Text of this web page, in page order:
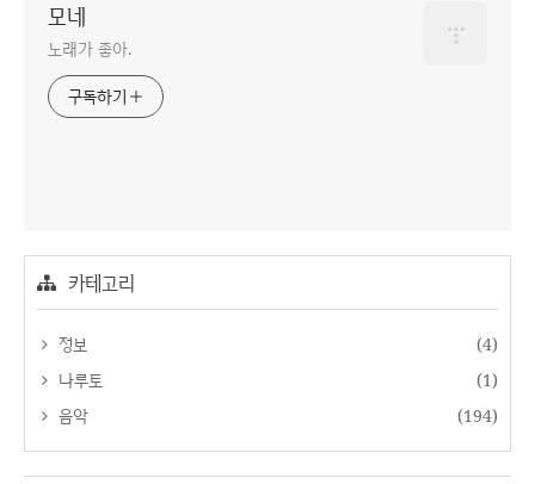
모네
노래가 좋아.
구독하기
카테고리
정보
(4)
나루토
(1)
음악
(194)